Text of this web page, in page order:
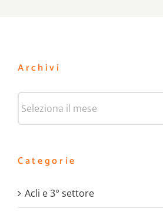
Archivi
Categorie
Acli e 3° settore